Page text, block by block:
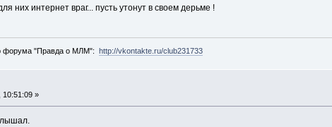
них интернет враг... пусть утонут в своем дерьме !
форума "Правда о МЛМ": http://vkontakte.ru/club231733
10:51:09 »